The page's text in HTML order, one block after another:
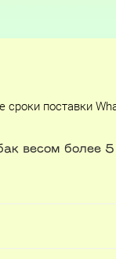
сроки поставки
весом более 5